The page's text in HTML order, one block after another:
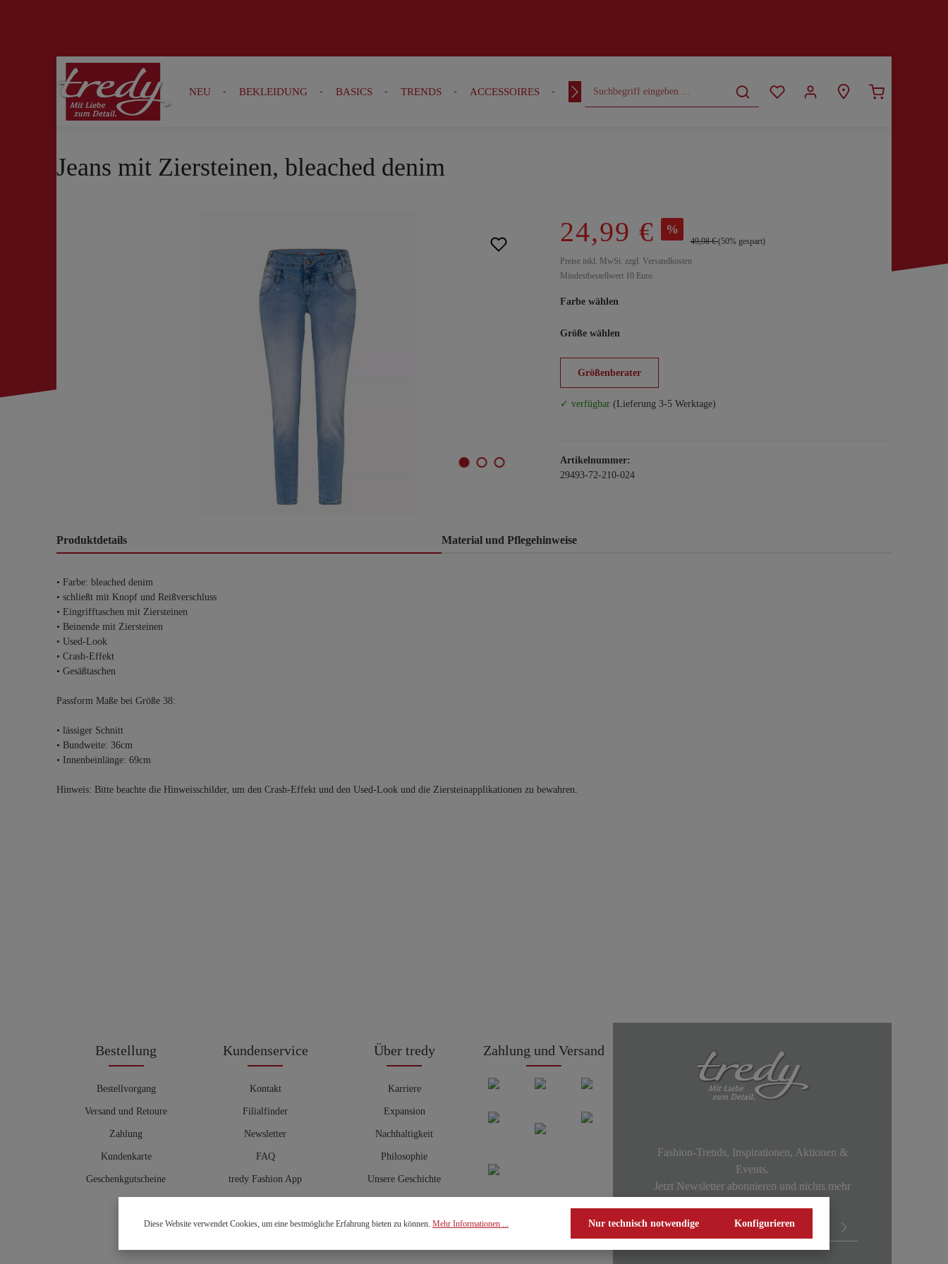
Zur Suche springen Zur Hauptnavigation springen
NEU BEKLEIDUNG BASICS TRENDS ACCESSOIRES OUTFITS CURVY
Jeans mit Ziersteinen, bleached denim
24,99 € %
49,98 €(50% gespart)
Preise inkl. MwSt. zzgl. Versandkosten
Mindestbestellwert 10 Euro
Farbe wählen
Größe wählen
Größenberater
✓ verfügbar (Lieferung 3-5 Werktage)
Artikelnummer:
29493-72-210-024
Produktdetails Material und Pflegehinweise
• Farbe: bleached denim
• schließt mit Knopf und Reißverschluss
• Eingrifftaschen mit Ziersteinen
• Beinende mit Ziersteinen
• Used-Look
• Crash-Effekt
• Gesäßtaschen
Passform Maße bei Größe 38:
• lässiger Schnitt
• Bundweite: 36cm
• Innenbeinlänge: 69cm
Hinweis: Bitte beachte die Hinweisschilder, um den Crash-Effekt und den Used-Look und die Ziersteinapplikationen zu bewahren.
Bestellung
Bestellvorgang
Versand und Retoure
Zahlung
Kundenkarte
Geschenkgutscheine
Kundenservice
Kontakt
Filialfinder
Newsletter
FAQ
tredy Fashion App
Hosenberater
Über tredy
Karriere
Expansion
Nachhaltigkeit
Philosophie
Unsere Geschichte
Zahlung und Versand
Fashion-Trends, Inspirationen, Aktionen &
Events.
Jetzt Newsletter abonnieren und nichts mehr
Diese Website verwendet Cookies, um eine bestmögliche Erfahrung bieten zu können. Mehr Informationen ... Nur technisch notwendige Konfigurieren